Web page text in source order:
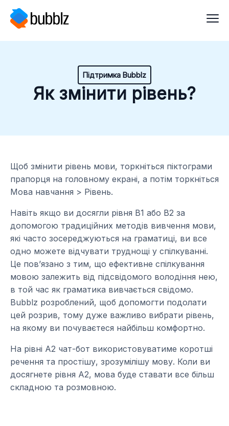
Підтримка Bubblz
Як змінити рівень?
Щоб змінити рівень мови, торкніться піктограми
прапорця на головному екрані, а потім торкніться
Мова навчання > Рівень.
Навіть якщо ви досягли рівня B1 або B2 за
допомогою традиційних методів вивчення мови,
які часто зосереджуються на граматиці, ви все
одно можете відчувати труднощі у спілкуванні.
Це пов’язано з тим, що ефективне спілкування
мовою залежить від підсвідомого володіння нею,
в той час як граматика вивчається свідомо.
Bubblz розроблений, щоб допомогти подолати
цей розрив, тому дуже важливо вибрати рівень,
на якому ви почуваєтеся найбільш комфортно.
На рівні А2 чат-бот використовуватиме коротші
речення та простішу, зрозумілішу мову. Коли ви
досягнете рівня А2, мова буде ставати все більш
складною та розмовною.